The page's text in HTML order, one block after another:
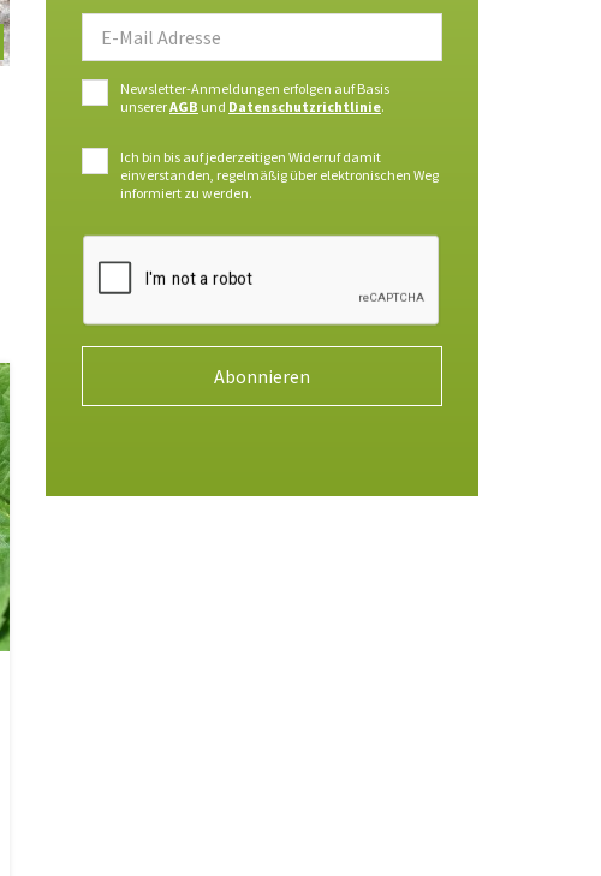
Newsletter-Anmeldungen erfolgen auf Basis
unsererAGB und Datenschutzrichtlinie.
Ich bin bis auf jederzeitigen Widerruf damit
einverstanden, regelmäßig über elektronischen Weg
informiert zu werden.
Abonnieren